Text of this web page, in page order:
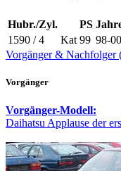
Hubr./Zyl. PS
1590 / 4
Kat 99 98-00
Vorgänger & Nachfolger
Vorgänger
Vorgänger-Modell:
Daihatsu Applause der